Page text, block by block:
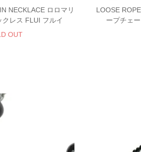
NECKLACE ロロマリ
クレス FLUI フルイ
OUT
LOOSE
ープチェ